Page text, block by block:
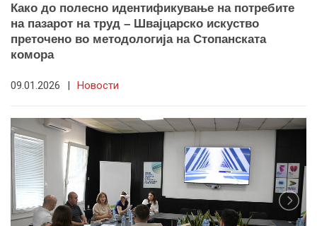
Како до полесно идентификување на потребите
на пазарот на труд – Швајцарско искуство
преточено во методологија на Стопанската
комора
09.01.2026 | Новости